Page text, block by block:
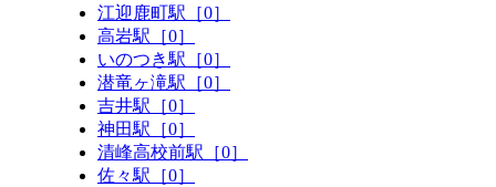
江迎鹿町駅［0］
高岩駅［0］
いのつき駅［0］
潜竜ヶ滝駅［0］
吉井駅［0］
神田駅［0］
清峰高校前駅［0］
佐々駅［0］